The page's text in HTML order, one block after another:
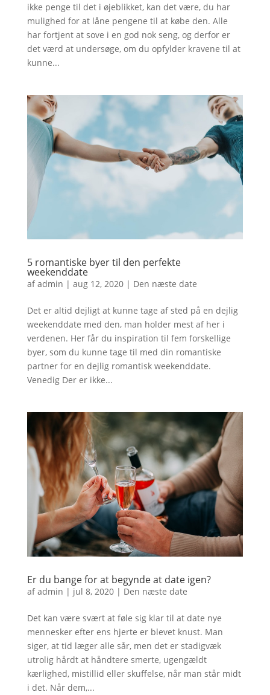
ikke penge til det i øjeblikket, kan det være, du har
mulighed for at låne pengene til at købe den. Alle
har fortjent at sove i en god nok seng, og derfor er
det værd at undersøge, om du opfylder kravene til at
kunne...
5 romantiske byer til den perfekte
weekenddate
afadmin | aug 12, 2020| Den næste date
Det er altid dejligt at kunne tage af sted på en dejlig
weekenddate med den, man holder mest af her i
verdenen. Her får du inspiration til fem forskellige
byer, som du kunne tage til med din romantiske
partner for en dejlig romantisk weekenddate.
Venedig Der er ikke...
Er du bange for at begynde at date igen?
afadmin | jul 8, 2020| Den næste date
Det kan være svært at føle sig klar til at date nye
mennesker efter ens hjerte er blevet knust. Man
siger, at tid læger alle sår, men det er stadigvæk
utrolig hårdt at håndtere smerte, ugengældt
kærlighed, mistillid eller skuffelse, når man står midt
i det. Når dem,...